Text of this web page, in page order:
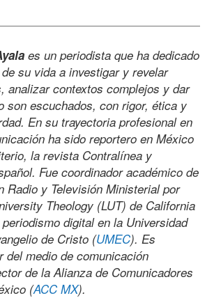
es un periodista que ha dedicado
su vida a investigar y revelar
analizar contextos complejos y dar
son escuchados, con rigor, ética y
En su trayectoria profesional en
ha sido reportero en México
la revista Contralínea y
Fue coordinador académico de
Radio y Televisión Ministerial por
Theology (LUT) de California
digital en la Universidad
de Cristo (UMEC). Es
del medio de comunicación
de la Alianza de Comunicadores
(ACC MX).